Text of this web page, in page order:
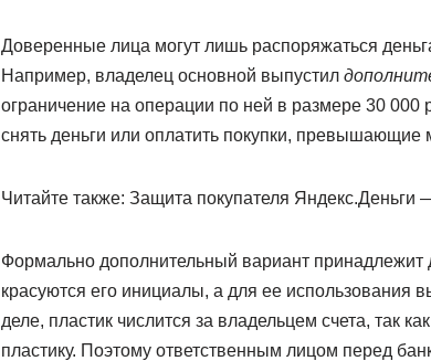
Доверенные лица могут лишь распоряжаться
Например, владелец основной выпустил
ограничение на операции по ней в размере 30 000
снять деньги или оплатить покупки,
Читайте также: Защита покупателя Яндекс.Деньги
Формально дополнительный вариант принадлежит
красуются его инициалы, а для ее
деле, пластик числится за владельцем счета, так
пластику. Поэтому ответственным лицом перед